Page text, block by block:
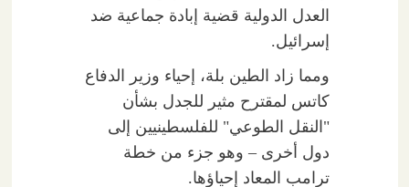
العدل الدولية قضية إبادة جماعية ضد
إسرائيل.
ومما زاد الطين بلة، إحياء وزير الدفاع
كاتس لمقترح مثير للجدل بشأن
"النقل الطوعي" للفلسطينيين إلى
دول أخرى – وهو جزء من خطة
ترامب المعاد إحياؤها.